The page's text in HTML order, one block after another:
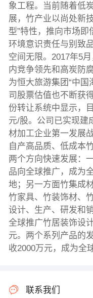
象工程。当前随着低
展，竹产业以尚处新
型”特性，推向市场
环境意识责任与别致
空间无限。2017年5
内竞争领先和高炭防
为恒大旅游集团“中国
司股票估值也不断获
份转让系统中显示，
元/股。公司已实现建
材加工企业第一发展
自产高品质、低成本
两个方向快速发展：
品向全球推广，成为
地；另一方面竹集成
竹家具、竹装饰材、
设计、生产、研发和
全球推广竹居装饰设
元。两个系列产品的
收2000万元，成为全
联系我们